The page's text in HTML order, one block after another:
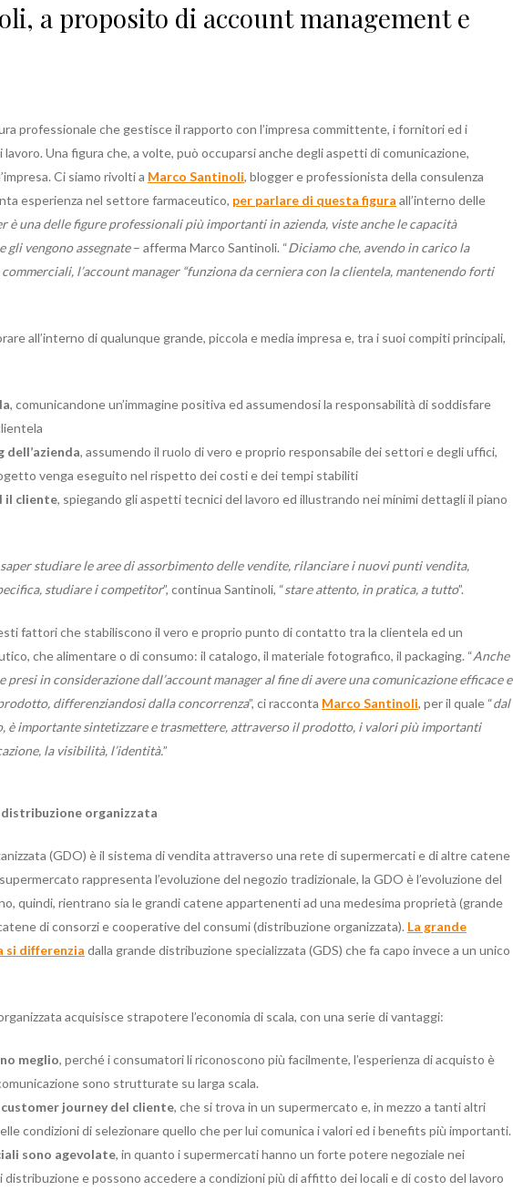
a proposito di account management e
professionale che gestisce il rapporto con l’impresa committente, i fornitori ed i
Una figura che, a volte, può occuparsi anche degli aspetti di comunicazione,
Ci siamo rivolti a Marco Santinoli, blogger e professionista della consulenza
esperienza nel settore farmaceutico, per parlare di questa figura all’interno delle
è una delle figure professionali più importanti in azienda, viste anche le capacità
gli vengono assegnate– afferma Marco Santinoli. “Diciamo che, avendo in carico la
l’account manager “funziona da cerniera con la clientela, mantenendo forti
all’interno di qualunque grande, piccola e media impresa e, tra i suoi compiti principali,
, comunicandone un’immagine positiva ed assumendosi la responsabilità di soddisfare
, assumendo il ruolo di vero e proprio responsabile dei settori e degli uffici,
venga eseguito nel rispetto dei costi e dei tempi stabiliti
il cliente, spiegando gli aspetti tecnici del lavoro ed illustrando nei minimi dettagli il piano
studiare le aree di assorbimento delle vendite, rilanciare i nuovi punti vendita,
studiare i competitor”, continua Santinoli, “stare attento, in pratica, a tutto”.
fattori che stabiliscono il vero e proprio punto di contatto tra la clientela ed un
che alimentare o di consumo: il catalogo, il materiale fotografico, il packaging. “Anche
presi in considerazione dall’account manager al fine di avere una comunicazione efficace e
differenziandosi dalla concorrenza”, ci racconta Marco Santinoli, per il quale “dal
è importante sintetizzare e trasmettere, attraverso il prodotto, i valori più importanti
la visibilità, l’identità.”
organizzata
(GDO) è il sistema di vendita attraverso una rete di supermercati e di altre catene
rappresenta l’evoluzione del negozio tradizionale, la GDO è l’evoluzione del
quindi, rientrano sia le grandi catene appartenenti ad una medesima proprietà (grande
di consorzi e cooperative del consumi (distribuzione organizzata). La grande
si differenzia dalla grande distribuzione specializzata (GDS) che fa capo invece a un unico
acquisisce strapotere l’economia di scala, con una serie di vantaggi:
meglio, perché i consumatori li riconoscono più facilmente, l’esperienza di acquisto è
sono strutturate su larga scala.
journey del cliente, che si trova in un supermercato e, in mezzo a tanti altri
condizioni di selezionare quello che per lui comunica i valori ed i benefits più importanti.
sono agevolate, in quanto i supermercati hanno un forte potere negoziale nei
e possono accedere a condizioni più di affitto dei locali e di costo del lavoro